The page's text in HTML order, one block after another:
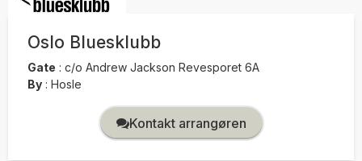
Oslo Bluesklubb
Gate : c/o Andrew Jackson Revesporet 6A
By : Hosle
Kontakt arrangøren